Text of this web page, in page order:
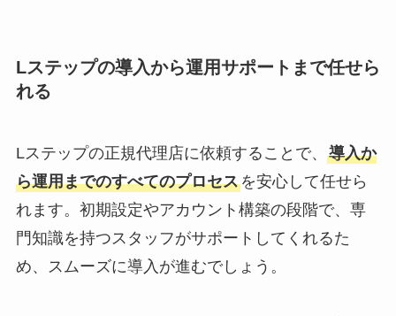
Lステップの導入から運用サポートまで任せら
れる
Lステップの正規代理店に依頼することで、 導入か
ら運用までのすべてのプロセスを安心して任せら
れます。初期設定やアカウント構築の段階で、専
門知識を持つスタッフがサポートしてくれるた
め、スムーズに導入が進むでしょう。